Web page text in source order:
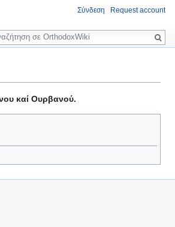
καί Ουρβανού.
Σύνδεση Request account